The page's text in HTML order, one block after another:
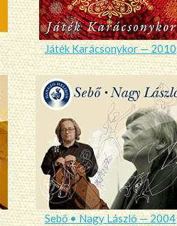
Játék Karácsonykor — 2010
Sebő • Nagy László — 2004